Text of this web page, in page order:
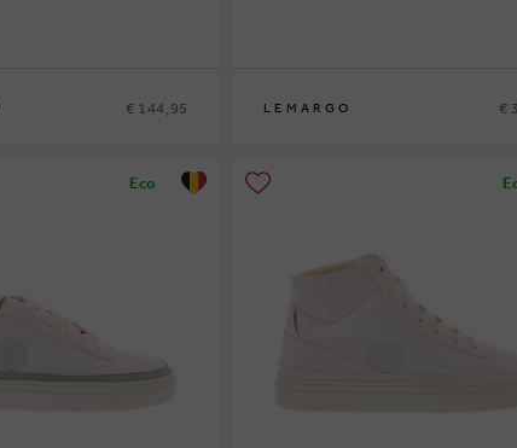
€ 144,95 LEMARGO €
Eco